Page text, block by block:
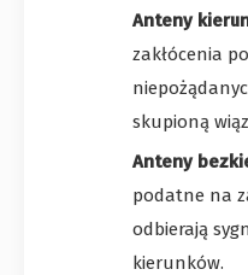
Anteny
zakłócenia
skupioną
Anteny
podatne na
odbierają
kierunków.